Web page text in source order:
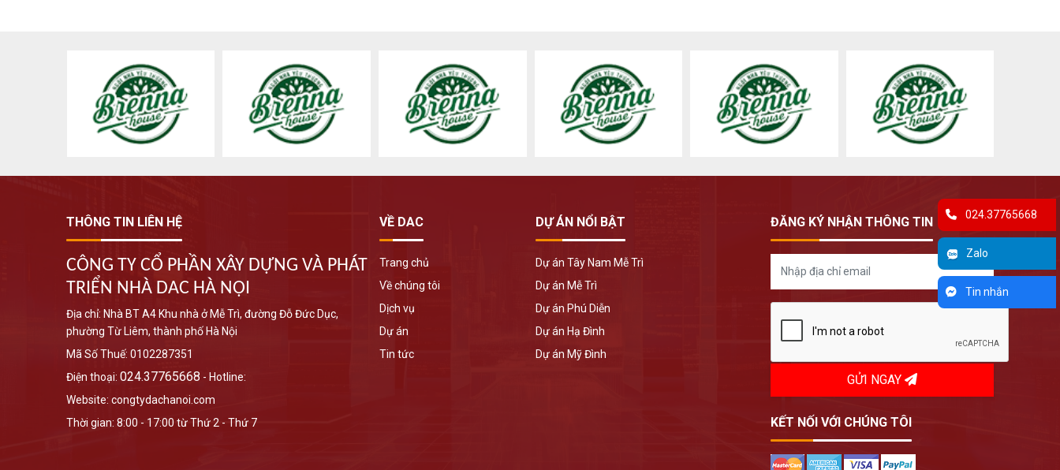
THÔNG TIN LIÊN HỆ
CÔNG TY CỔ PHẦN XÂY DỰNG VÀ PHÁT
TRIỂN NHÀ DAC HÀ NỘI
Địa chỉ: Nhà BT A4 Khu nhà ở Mễ Trì, đường Đỗ Đức Dục,
phường Từ Liêm, thành phố Hà Nội
Mã Số Thuế: 0102287351
Điện thoại: 024.37765668 - Hotline:
Website: congtydachanoi.com
Thời gian: 8:00 - 17:00 từ Thứ 2 - Thứ 7
VỀ DAC
Trang chủ
Về chúng tôi
Dịch vụ
Dự án
Tin tức
DỰ ÁN NỔI BẬT
Dự án Tây Nam Mễ Trì
Dự án Mễ Trì
Dự án Phú Diễn
Dự án Hạ Đình
Dự án Mỹ Đình
ĐĂNG KÝ NHẬN THÔNG TIN
GỬI NGAY
KẾT NỐI VỚI CHÚNG TÔI
024.37765668
Zalo
Tin nhắn